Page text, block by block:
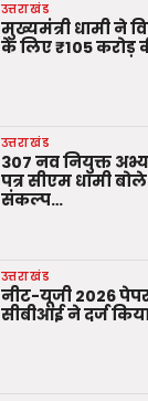
उत्तराखंड
मुख्यमंत्री धामी ने
के लिए ₹105 करोड़
उत्तराखंड
307 नव नियुक्त
पत्र सीएम धामी
संकल्प…
उत्तराखंड
नीट-यूजी 2026
सीबीआई ने दर्ज